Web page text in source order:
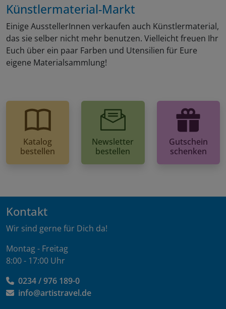
Künstlermaterial-Markt
Einige AusstellerInnen verkaufen auch Künstlermaterial,
das sie selber nicht mehr benutzen. Vielleicht freuen Ihr
Euch über ein paar Farben und Utensilien für Eure
eigene Materialsammlung!
Katalog
bestellen
Newsletter
bestellen
Gutschein
schenken
Kontakt
Wir sind gerne für Dich da!
Montag - Freitag
8:00 - 17:00 Uhr
0234 / 976 189-0
info@artistravel.de